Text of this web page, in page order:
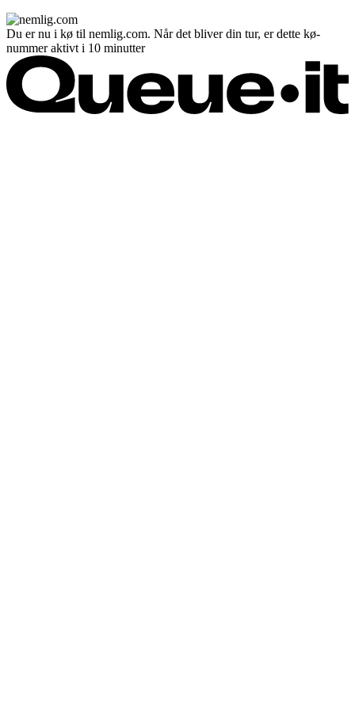
Du er nu i kø til nemlig.com. Når det bliver din tur, er dette kø-
nummer aktivt i 10 minutter